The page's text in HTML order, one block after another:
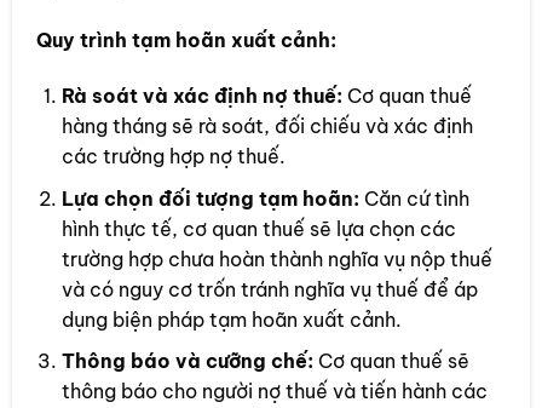
Quy trình tạm hoãn xuất cảnh:
Rà soát và xác định nợ thuế: Cơ quan thuế
hàng tháng sẽ rà soát, đối chiếu và xác định
các trường hợp nợ thuế.
Lựa chọn đối tượng tạm hoãn: Căn cứ tình
hình thực tế, cơ quan thuế sẽ lựa chọn các
trường hợp chưa hoàn thành nghĩa vụ nộp thuế
và có nguy cơ trốn tránh nghĩa vụ thuế để áp
dụng biện pháp tạm hoãn xuất cảnh.
Thông báo và cưỡng chế: Cơ quan thuế sẽ
thông báo cho người nợ thuế và tiến hành các